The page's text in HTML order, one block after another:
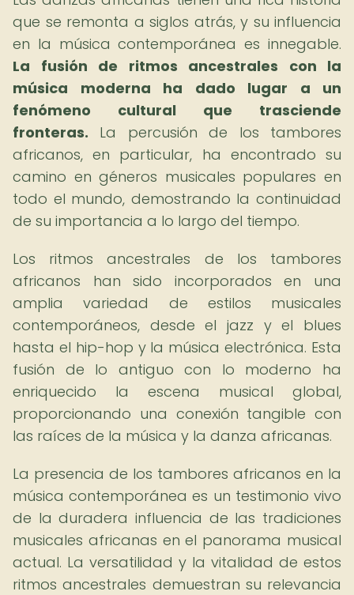
que se remonta a siglos atrás, y su influencia
en la música contemporánea es innegable.
La fusión de ritmos ancestrales con la
música moderna ha dado lugar a un
fenómeno cultural que trasciende
fronteras. La percusión de los tambores
africanos, en particular, ha encontrado su
camino en géneros musicales populares en
todo el mundo, demostrando la continuidad
de su importancia a lo largo del tiempo.
Los ritmos ancestrales de los tambores
africanos han sido incorporados en una
amplia variedad de estilos musicales
contemporáneos, desde el jazz y el blues
hasta el hip-hop y la música electrónica. Esta
fusión de lo antiguo con lo moderno ha
enriquecido la escena musical global,
proporcionando una conexión tangible con
las raíces de la música y la danza africanas.
La presencia de los tambores africanos en la
música contemporánea es un testimonio vivo
de la duradera influencia de las tradiciones
musicales africanas en el panorama musical
actual. La versatilidad y la vitalidad de estos
ritmos ancestrales demuestran su relevancia